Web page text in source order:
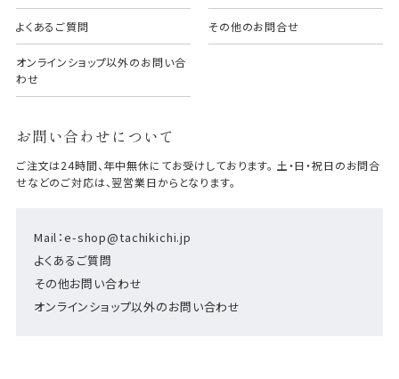
よくあるご質問 その他のお問合せ
オンラインショップ以外のお問い合
わせ
お問い合わせについて
Mail：e-shop@tachikichi.jp
よくあるご質問
その他お問い合わせ
オンラインショップ以外のお問い合わせ
ご注文は24時間、年中無休にてお受けしております。 土・日・祝日のお問合
せなどのご対応は、翌営業日からとなります。